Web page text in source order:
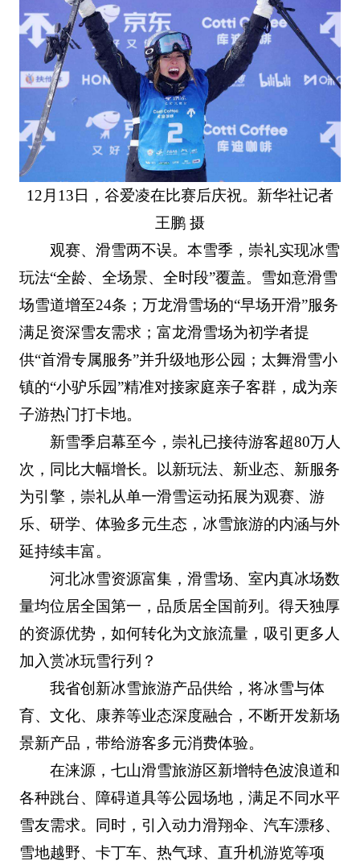
12月13日，谷爱凌在比赛后庆祝。新华社记者
王鹏 摄
观赛、滑雪两不误。本雪季，崇礼实现冰雪
玩法“全龄、全场景、全时段”覆盖。雪如意滑雪
场雪道增至24条；万龙滑雪场的“早场开滑”服务
满足资深雪友需求；富龙滑雪场为初学者提
供“首滑专属服务”并升级地形公园；太舞滑雪小
镇的“小驴乐园”精准对接家庭亲子客群，成为亲
子游热门打卡地。
新雪季启幕至今，崇礼已接待游客超80万人
次，同比大幅增长。以新玩法、新业态、新服务
为引擎，崇礼从单一滑雪运动拓展为观赛、游
乐、研学、体验多元生态，冰雪旅游的内涵与外
延持续丰富。
河北冰雪资源富集，滑雪场、室内真冰场数
量均位居全国第一，品质居全国前列。得天独厚
的资源优势，如何转化为文旅流量，吸引更多人
加入赏冰玩雪行列？
我省创新冰雪旅游产品供给，将冰雪与体
育、文化、康养等业态深度融合，不断开发新场
景新产品，带给游客多元消费体验。
在涞源，七山滑雪旅游区新增特色波浪道和
各种跳台、障碍道具等公园场地，满足不同水平
雪友需求。同时，引入动力滑翔伞、汽车漂移、
雪地越野、卡丁车、热气球、直升机游览等项